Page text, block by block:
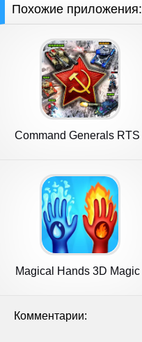
Похожие приложения:
Command Generals RTS
Magical Hands 3D Magic
Комментарии: